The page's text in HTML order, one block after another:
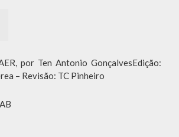
por Ten Antonio GonçalvesEdição:
– Revisão: TC Pinheiro